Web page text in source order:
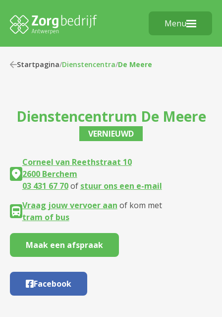
Menu
Startpagina/Dienstencentra/De Meere
Dienstencentrum De Meere
VERNIEUWD
Corneel van Reethstraat 10
2600 Berchem
03 431 67 70of stuur ons een e-mail
Vraag jouw vervoer aan of kom met
tram of bus
Maak een afspraak
Facebook